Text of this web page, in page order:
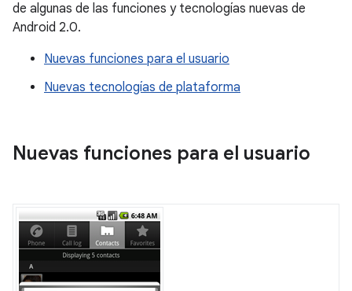
de algunas de las funciones y tecnologías nuevas de
Android 2.0.
Nuevas funciones para el usuario
Nuevas tecnologías de plataforma
Nuevas funciones para el usuario